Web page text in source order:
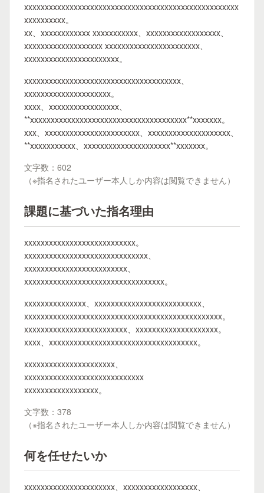
xxxxxxxxxxxxxxxxxxxxxxxxxxxxxxxxxxxxxxxxxxxxxxxxxxxx
xxxxxxxxxx。
xx、xxxxxxxxxxxx xxxxxxxxxxx、xxxxxxxxxxxxxxxxxx、
xxxxxxxxxxxxxxxxxxx xxxxxxxxxxxxxxxxxxxxxxx、
xxxxxxxxxxxxxxxxxxxxxxx。
xxxxxxxxxxxxxxxxxxxxxxxxxxxxxxxxxxxxxx、
xxxxxxxxxxxxxxxxxxxxx。
xxxx、xxxxxxxxxxxxxxxxx、
**xxxxxxxxxxxxxxxxxxxxxxxxxxxxxxxxxxxxxx**xxxxxxx。
xxx、xxxxxxxxxxxxxxxxxxxxxxx、xxxxxxxxxxxxxxxxxxxx、
**xxxxxxxxxxx、xxxxxxxxxxxxxxxxxxxxx**xxxxxxx。
文字数：602
（※指名されたユーザー本人しか内容は閲覧できません）
課題に基づいた指名理由
xxxxxxxxxxxxxxxxxxxxxxxxxxx。
xxxxxxxxxxxxxxxxxxxxxxxxxxxxxx、
xxxxxxxxxxxxxxxxxxxxxxxxx、
xxxxxxxxxxxxxxxxxxxxxxxxxxxxxxxxxx。
xxxxxxxxxxxxxxx、xxxxxxxxxxxxxxxxxxxxxxxxxx、
xxxxxxxxxxxxxxxxxxxxxxxxxxxxxxxxxxxxxxxxxxxxxxxx。
xxxxxxxxxxxxxxxxxxxxxxxxx、xxxxxxxxxxxxxxxxxxxx。
xxxx、xxxxxxxxxxxxxxxxxxxxxxxxxxxxxxxxxxxx。
xxxxxxxxxxxxxxxxxxxxxx、
xxxxxxxxxxxxxxxxxxxxxxxxxxxxx
xxxxxxxxxxxxxxxxxx。
文字数：378
（※指名されたユーザー本人しか内容は閲覧できません）
何を任せたいか
xxxxxxxxxxxxxxxxxxxxxx、xxxxxxxxxxxxxxxxxx、